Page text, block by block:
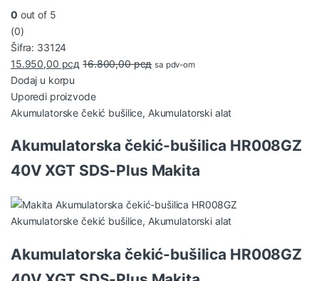
0 out of 5
(0)
Šifra: 33124
15.950,00 рсд 16.800,00рсд sa pdv-om
Dodaj u korpu
Uporedi proizvode
Akumulatorske čekić bušilice, Akumulatorski alat
Akumulatorska čekić-bušilica HR008GZ
40V XGT SDS-Plus Makita
Akumulatorske čekić bušilice, Akumulatorski alat
Akumulatorska čekić-bušilica HR008GZ